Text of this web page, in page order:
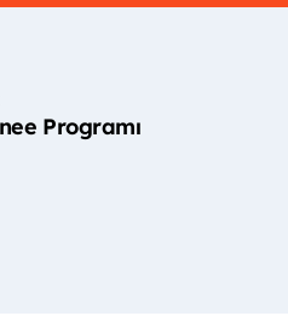
Programı